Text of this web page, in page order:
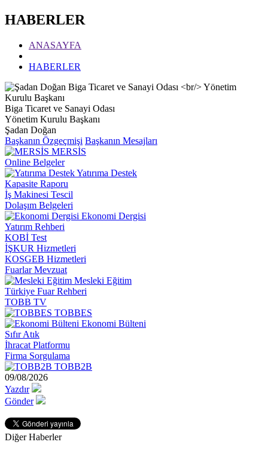
HABERLER
ANASAYFA
HABERLER
Biga Ticaret ve Sanayi Odası
Yönetim Kurulu Başkanı
Şadan Doğan
Başkanın Özgeçmişi Başkanın Mesajları
MERSİS
Online Belgeler
Yatırıma Destek
Kapasite Raporu
İş Makinesi Tescil
Dolaşım Belgeleri
Ekonomi Dergisi
Yatırım Rehberi
KOBİ Test
İŞKUR Hizmetleri
KOSGEB Hizmetleri
Fuarlar Mevzuat
Mesleki Eğitim
Türkiye Fuar Rehberi
TOBB TV
TOBBES
Ekonomi Bülteni
Sıfır Atık
İhracat Platformu
Firma Sorgulama
TOBB2B
09/08/2026
Yazdır
Gönder
Diğer Haberler